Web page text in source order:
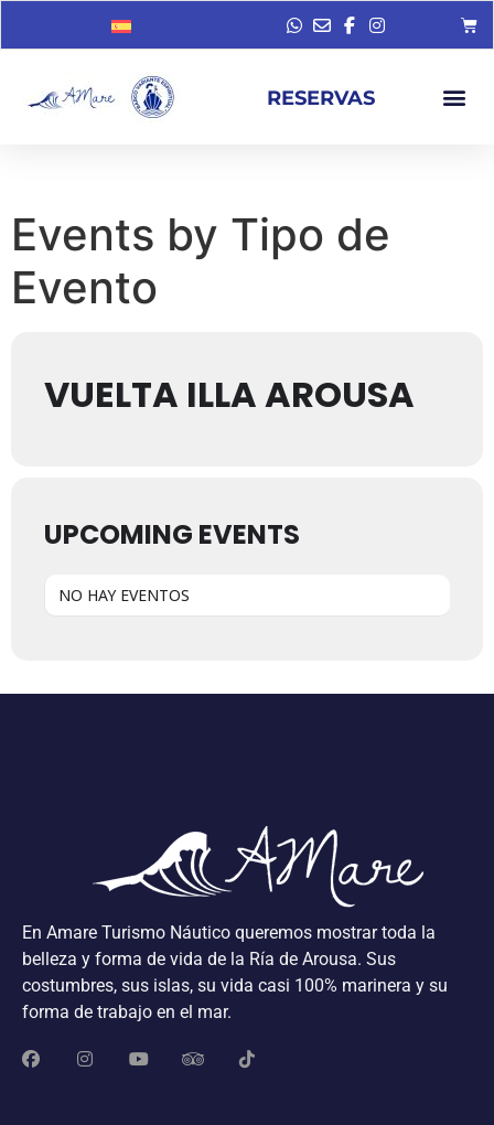
RESERVAS
Events by Tipo de
Evento
VUELTA ILLA AROUSA
UPCOMING EVENTS
NO HAY EVENTOS
En Amare Turismo Náutico queremos mostrar toda la
belleza y forma de vida de la Ría de Arousa. Sus
costumbres, sus islas, su vida casi 100% marinera y su
forma de trabajo en el mar.